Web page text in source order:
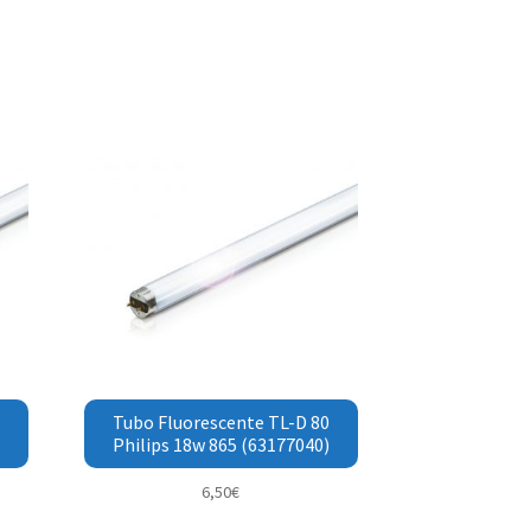
Tubo Fluorescente TL-D 80
Philips 18w 865 (63177040)
6,50€